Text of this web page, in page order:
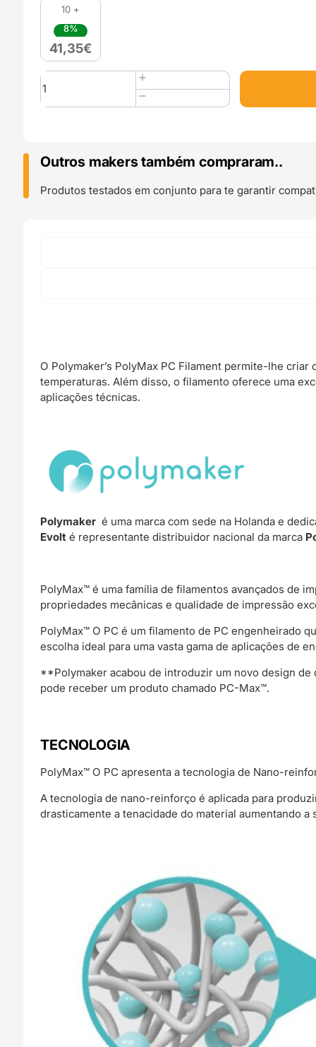
10 +
8%
41,35€
Quantidade
de
PolyMax
750g
Black
-
Outros makers também compraram..
Produtos testados em conjunto para te garantir
O Polymaker’s PolyMax PC Filament permite-lhe
temperaturas. Além disso, o filamento oferece uma
aplicações técnicas.
Polymaker é uma marca com sede na Holanda e
Evolt é representante distribuidor nacional da marca
PolyMax™ é uma família de filamentos avançados de
propriedades mecânicas e qualidade de impressão
PolyMax™ O PC é um filamento de PC engenheirado
escolha ideal para uma vasta gama de aplicações de
**Polymaker acabou de introduzir um novo design
pode receber um produto chamado PC-Max™.
TECNOLOGIA
PolyMax™ O PC apresenta a tecnologia de Nano-
A tecnologia de nano-reinforço é aplicada para
drasticamente a tenacidade do material aumentando a